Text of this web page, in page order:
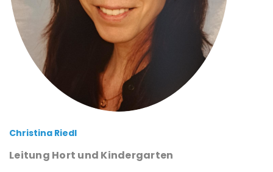
Christina Riedl
Leitung Hort und Kindergarten